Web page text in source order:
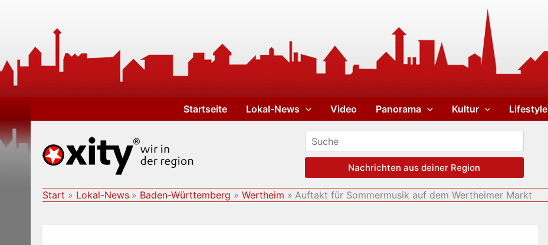
Startseite Lokal-News Video Panorama Kultur Lifestyle
Nachrichten aus deiner Region
Start Lokal-News Baden-Württemberg Wertheim Auftakt für Sommermusik auf dem Wertheimer Markt